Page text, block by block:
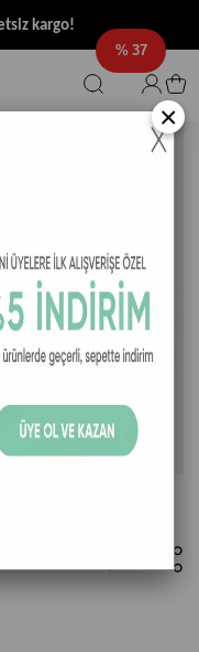
kargo!
37
Erkek T-Shirt -
×